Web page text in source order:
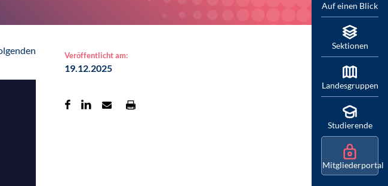
Veröffentlicht am:
19.12.2025
Auf einen Blick
Sektionen
Landesgruppen
Studierende
Mitgliederportal